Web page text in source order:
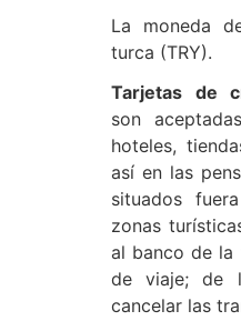
La moneda
turca (TRY).
Tarjetas de
son
hoteles,
así en las
situados
zonas
al banco de la
de viaje; de
cancelar las